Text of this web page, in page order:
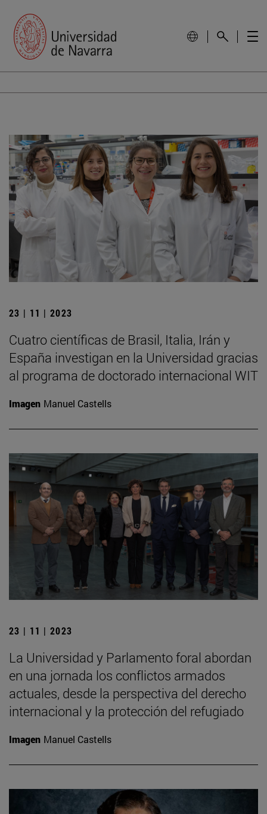
23 | 11 | 2023
Cuatro científicas de Brasil, Italia, Irán y
España investigan en la Universidad gracias
al programa de doctorado internacional WIT
Imagen Manuel Castells
23 | 11 | 2023
La Universidad y Parlamento foral abordan
en una jornada los conflictos armados
actuales, desde la perspectiva del derecho
internacional y la protección del refugiado
Imagen Manuel Castells